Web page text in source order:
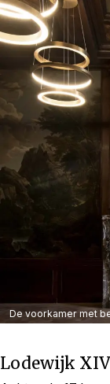
De voorkamer met
Lodewijk